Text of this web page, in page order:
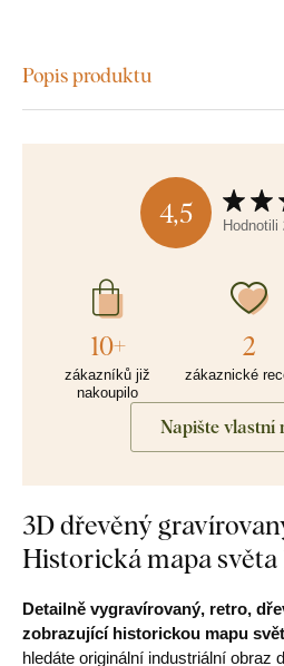
Popis produktu
4,5 Hodnotili
10+
zákazníků již
nakoupilo
2
zákaznické
Napište vlastní
3D dřevěný
Historická mapa světa
Detailně vygravírovaný, retro,
zobrazující historickou mapu
hledáte originální industriální obraz